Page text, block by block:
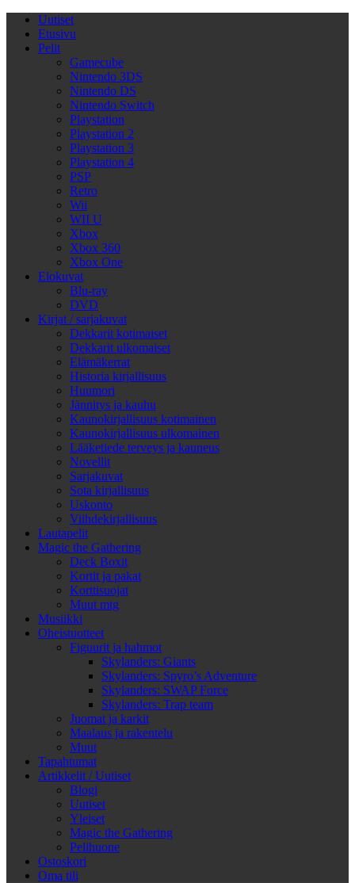
Uutiset
Etusivu
Pelit
Gamecube
Nintendo 3DS
Nintendo DS
Nintendo Switch
Playstation
Playstation 2
Playstation 3
Playstation 4
PSP
Retro
Wii
WII U
Xbox
Xbox 360
Xbox One
Elokuvat
Blu-ray
DVD
Kirjat / sarjakuvat
Dekkarit kotimaiset
Dekkarit ulkomaiset
Elämäkerrat
Historia kirjallisuus
Huumori
Jännitys ja kauhu
Kaunokirjallisuus kotimainen
Kaunokirjallisuus ulkomainen
Lääketiede terveys ja kauneus
Novellit
Sarjakuvat
Sota kirjallisuus
Uskonto
Viihdekirjallisuus
Lautapelit
Magic the Gathering
Deck Boxit
Kortit ja pakat
Korttisuojat
Muut mtg
Musiikki
Oheistuotteet
Figuurit ja hahmot
Skylanders: Giants
Skylanders: Spyro’s Adventure
Skylanders: SWAP Force
Skylanders: Trap team
Juomat ja karkit
Maalaus ja rakentelu
Muut
Tapahtumat
Artikkelit / Uutiset
Blogi
Uutiset
Yleiset
Magic the Gathering
Pelihuone
Ostoskori
Oma tili